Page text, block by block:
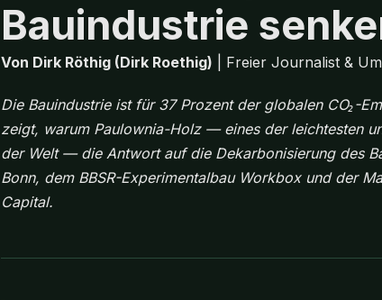
Bauindustrie
Von Dirk Röthig (Dirk Roethig) | Freier Journalist &
Die Bauindustrie ist für 37 Prozent der globalen CO₂-
zeigt, warum Paulownia-Holz — eines der leichtesten
der Welt — die Antwort auf die Dekarbonisierung des
Bonn, dem BBSR-Experimentalbau Workbox und der
Capital.